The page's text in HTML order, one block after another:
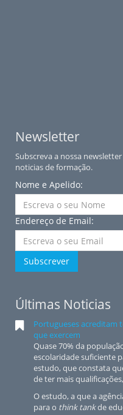
Newsletter
Subscreva a nossa
noticias de formação.
Nome e Apelido:
Endereço de Email:
Subscrever
Últimas Noticias
Portugueses acreditam
que exercem
Quase 70% da
escolaridade suficiente
estudo, que constata
de ter mais
O estudo, a que a
para o think tankde